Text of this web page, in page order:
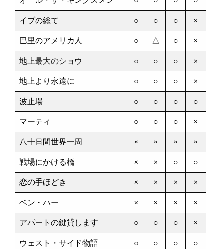
イブの総て
○ ○ ○
×
巴里のアメリカ人
○ △ ○
×
地上最大のショウ
○ ○ ○
×
地上より永遠に
○ ○ ○
×
波止場
○ ○ ○
○
マーティ
○ ○ ○
×
八十日間世界一周
× × ×
×
戦場にかける橋
× × ○
○
恋の手ほどき
× × ×
×
ベン・ハー
× × ×
×
アパートの鍵貸します
○ ○ ○
×
ウェスト・サイド物語
○ ○ ○
○